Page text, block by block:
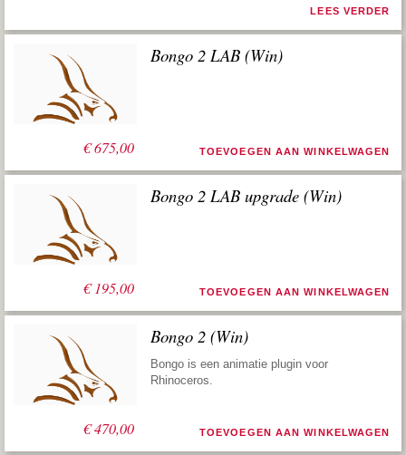
LEES VERDER
€675,00
Bongo 2 LAB (Win)
TOEVOEGEN AAN WINKELWAGEN
€195,00
Bongo 2 LAB upgrade (Win)
TOEVOEGEN AAN WINKELWAGEN
€470,00
Bongo 2 (Win)
Bongo is een animatie plugin voor
Rhinoceros.
TOEVOEGEN AAN WINKELWAGEN